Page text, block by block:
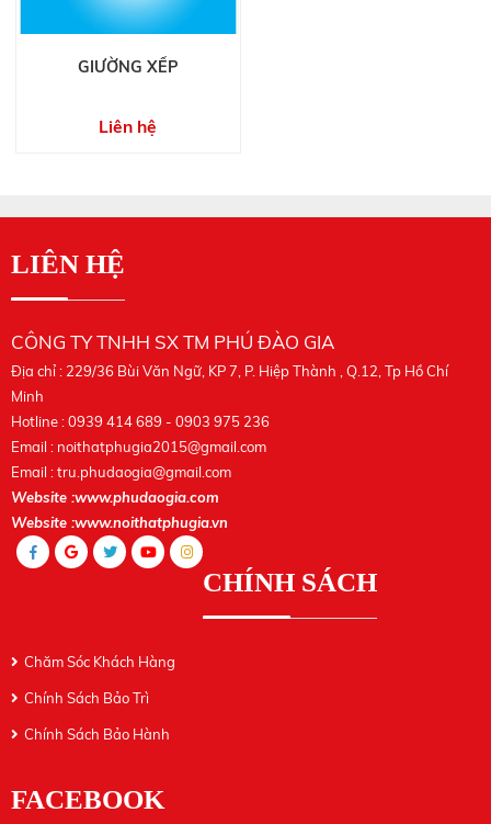
GIƯỜNG XẾP
Liên hệ
LIÊN HỆ
CÔNG TY TNHH SX TM PHÚ ĐÀO GIA
Địa chỉ : 229/36 Bùi Văn Ngữ, KP 7, P. Hiệp Thành , Q.12, Tp Hồ Chí
Minh
Hotline : 0939 414 689 - 0903 975 236
Email : noithatphugia2015@gmail.com
Email :tru.phudaogia@gmail.com
Website :www.phudaogia.com
Website :www.noithatphugia.vn
CHÍNH SÁCH
Chăm Sóc Khách Hàng
Chính Sách Bảo Trì
Chính Sách Bảo Hành
FACEBOOK